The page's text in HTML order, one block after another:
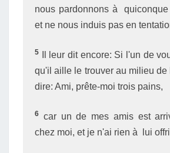
nous pardonnons à quiconque
et ne nous induis pas en
5
Il leur dit encore: Si l'un de
qu'il aille le trouver au milieu de
dire: Ami, prête-moi trois pains,
6 car un de mes amis est
chez moi, et je n'ai rien à lui